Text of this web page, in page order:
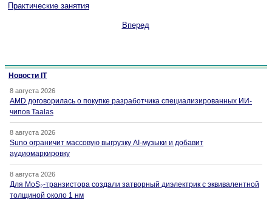
Практические занятия
Вперед
Новости IT
8 августа 2026
AMD договорилась о покупке разработчика специализированных ИИ-
чипов Taalas
8 августа 2026
Suno ограничит массовую выгрузку AI-музыки и добавит
аудиомаркировку
8 августа 2026
Для MoS₂-транзистора создали затворный диэлектрик с эквивалентной
толщиной около 1 нм